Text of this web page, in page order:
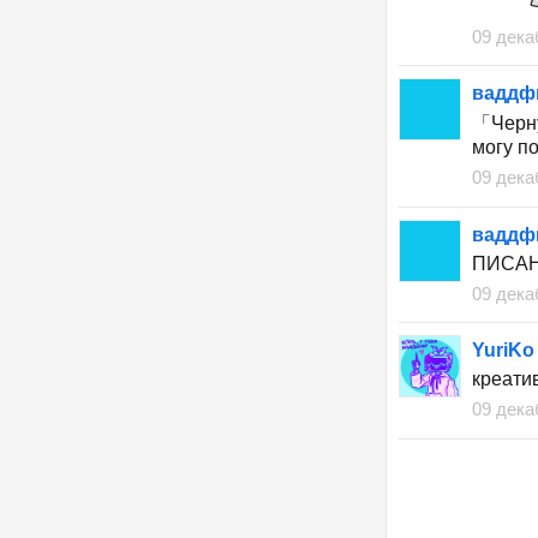
09
「
могу
09
09
09